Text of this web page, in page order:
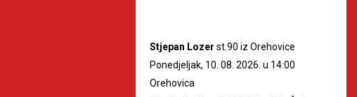
Stjepan Lozer st.90 iz Orehovice
Ponedjeljak, 10. 08. 2026. u 14:00
Orehovica